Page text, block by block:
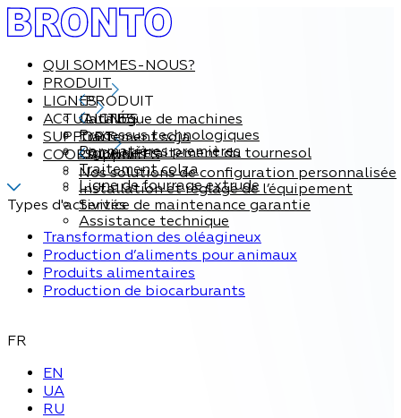
QUI SOMMES-NOUS?
PRODUIT
PRODUIT
Catalogue de machines
Processus technologiques
Par matières premières
LIGNES
LIGNES
Traitement soja
Ligne de traitement du tournesol
Traitement colza
Ligne de fourrage extrude
ACTUALITÉS
SUPPORT
Support
Nos solutions de configuration personnalisée
Installation et réglage de l’équipement
Service de maintenance garantie
Assistance technique
COORDONNÉES
Types d'activités
Transformation des oléagineux
Production d’aliments pour animaux
Produits alimentaires
Production de biocarburants
FR
EN
UA
RU